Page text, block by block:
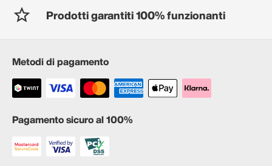
Prodotti garantiti 100% funzionanti
Metodi di pagamento
Pagamento sicuro al 100%